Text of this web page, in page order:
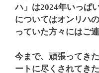
ハ」は2024年いっぱ
についてはオンリハ
っていた方々にはご
今まで、頑張ってき
ートに尽くされてき